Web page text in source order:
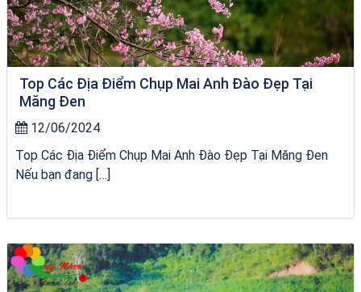
Top Các Địa Điểm Chụp Mai Anh Đào Đẹp Tại
Măng Đen
12/06/2024
Top Các Địa Điểm Chụp Mai Anh Đào Đẹp Tại Măng Đen
Nếu bạn đang […]
du thuyền trên biển Quy Nhơn